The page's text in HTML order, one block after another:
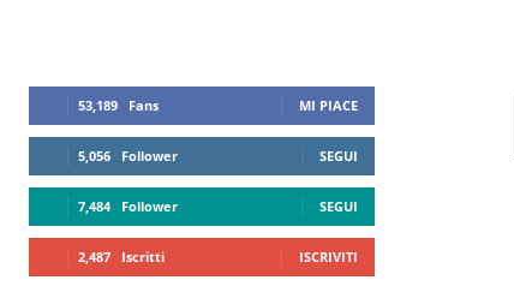
53,189 Fans MI PIACE
5,056 Follower SEGUI
7,484 Follower SEGUI
2,487 Iscritti ISCRIVITI